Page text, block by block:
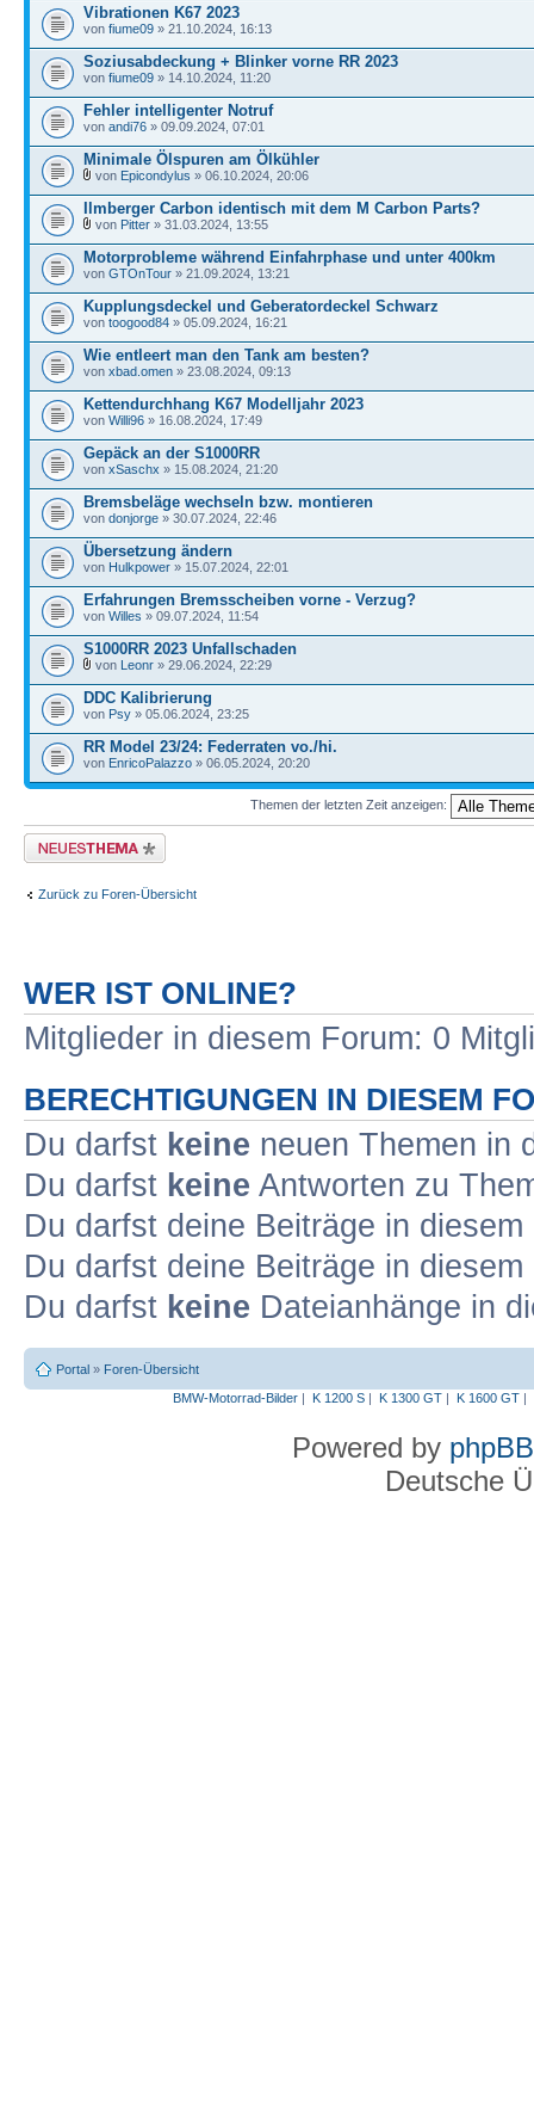
Vibrationen K67 2023
von fiume09 » 21.10.2024, 16:13
Soziusabdeckung + Blinker vorne RR 2023
von fiume09 » 14.10.2024, 11:20
Fehler intelligenter Notruf
von andi76 » 09.09.2024, 07:01
Minimale Ölspuren am Ölkühler
von Epicondylus » 06.10.2024, 20:06
Ilmberger Carbon identisch mit dem M Carbon Parts?
von Pitter » 31.03.2024, 13:55
Motorprobleme während Einfahrphase und unter 400km
von GTOnTour » 21.09.2024, 13:21
Kupplungsdeckel und Geberatordeckel Schwarz
von toogood84 » 05.09.2024, 16:21
Wie entleert man den Tank am besten?
von xbad.omen » 23.08.2024, 09:13
Kettendurchhang K67 Modelljahr 2023
von Willi96 » 16.08.2024, 17:49
Gepäck an der S1000RR
von xSaschx » 15.08.2024, 21:20
Bremsbeläge wechseln bzw. montieren
von donjorge » 30.07.2024, 22:46
Übersetzung ändern
von Hulkpower » 15.07.2024, 22:01
Erfahrungen Bremsscheiben vorne - Verzug?
von Willes » 09.07.2024, 11:54
S1000RR 2023 Unfallschaden
von Leonr » 29.06.2024, 22:29
DDC Kalibrierung
von Psy » 05.06.2024, 23:25
RR Model 23/24: Federraten vo./hi.
von EnricoPalazzo » 06.05.2024, 20:20
Themen der letzten Zeit anzeigen:
Neues Thema erstellen
Zurück zu Foren-Übersicht
WER IST ONLINE?
Mitglieder in diesem Forum: 0
BERECHTIGUNGEN IN DIESEM
Du darfst keine neuen Themen in
Du darfst keine Antworten zu
Du darfst deine Beiträge in
Du darfst deine Beiträge in
Du darfst keine Dateianhänge in
Portal » Foren-Übersicht
BMW-Motorrad-Bilder| K 1200 S| K 1300 GT| K 1600 GT|
Powered by phpBB
Deutsche